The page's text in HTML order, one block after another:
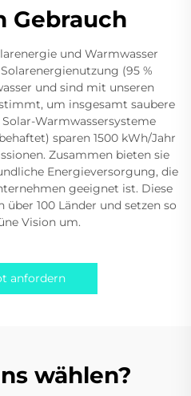
Gebrauch
und Warmwasser
(95 %
und sind mit unseren
um insgesamt saubere
Warmwassersysteme
sparen 1500 kWh/Jahr
Zusammen bieten sie
Energieversorgung, die
geeignet ist. Diese
100 Länder und setzen so
Vision um.
anfordern
wählen?